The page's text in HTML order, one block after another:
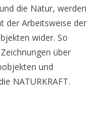
die Natur, werden
der Arbeitsweise der
wider. So
über
und
NATURKRAFT.